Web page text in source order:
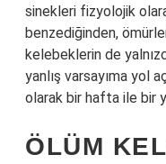
sinekleri fizyolojik
benzediğinden,
kelebeklerin de
yanlış varsayıma yol
olarak bir hafta ile bir
ÖLÜM